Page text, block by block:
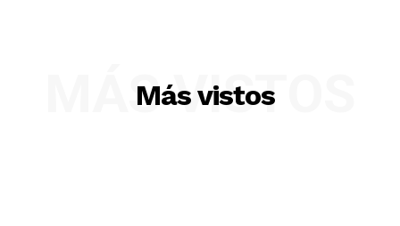
Más vistos
MÁS VISTOS